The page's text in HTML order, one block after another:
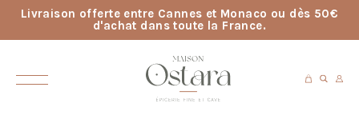
Livraison offerte entre Cannes et Monaco ou dès 50€
d'achat dans toute la France.